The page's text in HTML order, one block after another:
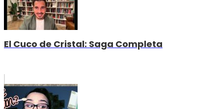
El Cuco de Cristal: Saga Completa